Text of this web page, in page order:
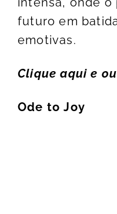
futuro em
emotivas.
Clique aqui e ou
Ode to Joy